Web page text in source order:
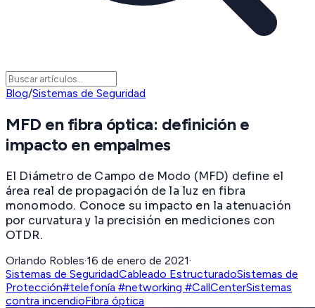
Blog/Sistemas de Seguridad
MFD en fibra óptica: definición e
impacto en empalmes
El Diámetro de Campo de Modo (MFD) define el
área real de propagación de la luz en fibra
monomodo. Conoce su impacto en la atenuación
por curvatura y la precisión en mediciones con
OTDR.
Orlando Robles·16 de enero de 2021·
Sistemas de SeguridadCableado EstructuradoSistemas de
Protección#telefonía #networking #CallCenterSistemas
contra incendioFibra óptica